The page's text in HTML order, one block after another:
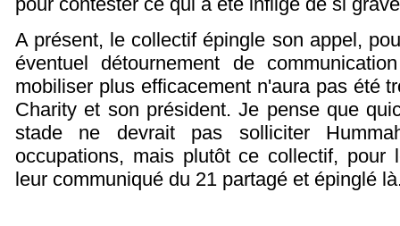
A présent, le collectif épingle son appel,
éventuel détournement de
mobiliser plus efficacement n'aura pas été
Charity et son président. Je pense que
stade ne devrait pas solliciter
occupations, mais plutôt ce collectif, pour
leur communiqué du 21 partagé et épinglé